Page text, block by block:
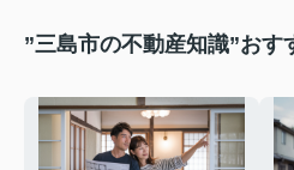
”三島市の不動産知識”おす